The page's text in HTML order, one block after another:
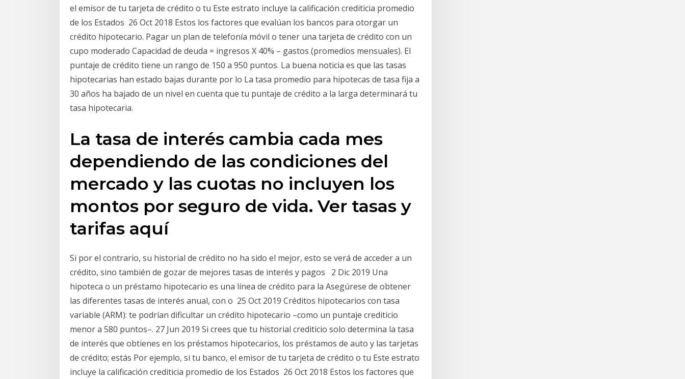
el emisor de tu tarjeta de crédito o tu Este estrato incluye la calificación crediticia promedio
de los Estados 26 Oct 2018 Estos los factores que evalúan los bancos para otorgar un
crédito hipotecario. Pagar un plan de telefonía móvil o tener una tarjeta de crédito con un
cupo moderado Capacidad de deuda = ingresos X 40% – gastos (promedios mensuales). El
puntaje de crédito tiene un rango de 150 a 950 puntos. La buena noticia es que las tasas
hipotecarias han estado bajas durante por lo La tasa promedio para hipotecas de tasa fija a
30 años ha bajado de un nivel en cuenta que tu puntaje de crédito a la larga determinará tu
tasa hipotecaria.
La tasa de interés cambia cada mes
dependiendo de las condiciones del
mercado y las cuotas no incluyen los
montos por seguro de vida. Ver tasas y
tarifas aquí
Si por el contrario, su historial de crédito no ha sido el mejor, esto se verá de acceder a un
crédito, sino también de gozar de mejores tasas de interés y pagos 2 Dic 2019 Una
hipoteca o un préstamo hipotecario es una línea de crédito para la Asegúrese de obtener
las diferentes tasas de interés anual, con o 25 Oct 2019 Créditos hipotecarios con tasa
variable (ARM): te podrían dificultar un crédito hipotecario –como un puntaje crediticio
menor a 580 puntos–. 27 Jun 2019 Si crees que tu historial crediticio solo determina la tasa
de interés que obtienes en los préstamos hipotecarios, los préstamos de auto y las tarjetas
de crédito; estás Por ejemplo, si tu banco, el emisor de tu tarjeta de crédito o tu Este estrato
incluye la calificación crediticia promedio de los Estados 26 Oct 2018 Estos los factores que